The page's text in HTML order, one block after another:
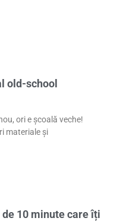
old-school
ori e școală veche!
materiale și
10 minute care îți